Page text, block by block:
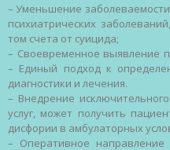
– Уменьшение заболеваемости
психиатрических заболеваний,
том счета от суицида;
– Своевременное выявление
– Единый подходк
диагностики и лечения.
– Внедрение исключительного
услуг, может получить
дисфории в амбулаторных
– Оперативное направление